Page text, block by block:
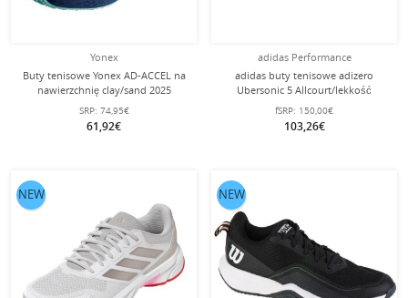
Yonex
Buty tenisowe Yonex AD-ACCEL na
nawierzchnię clay/sand 2025
czerwone dziecięce
SRP: 74,95€
61,92€
adidas Performance
adidas buty tenisowe adizero
Ubersonic 5 Allcourt/lekkość
limonkowa/czarna męskie
fSRP: 150,00€
103,26€
NEW NEW